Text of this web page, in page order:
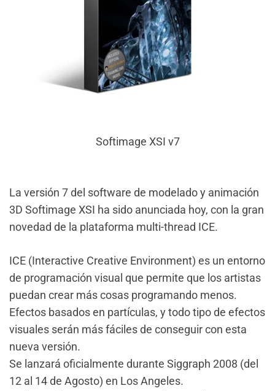
Softimage XSI v7
La versión 7 del software de modelado y animación
3D Softimage XSI ha sido anunciada hoy, con la gran
novedad de la plataforma multi-thread ICE.
ICE (Interactive Creative Environment) es un entorno
de programación visual que permite que los artistas
puedan crear más cosas programando menos.
Efectos basados en partículas, y todo tipo de efectos
visuales serán más fáciles de conseguir con esta
nueva versión.
Se lanzará oficialmente durante Siggraph 2008 (del
12 al 14 de Agosto) en Los Angeles.